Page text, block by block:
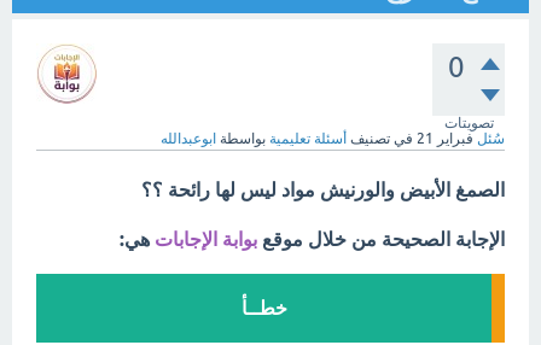
0
تصويتات
سُئل فبراير 21 في تصنيف أسئلة تعليمية بواسطة ابوعبدالله
الصمغ الأبيض والورنيش مواد ليس لها رائحة ؟؟
الإجابة الصحيحة من خلال موقع بوابة الإجابات هي:
خطــأ